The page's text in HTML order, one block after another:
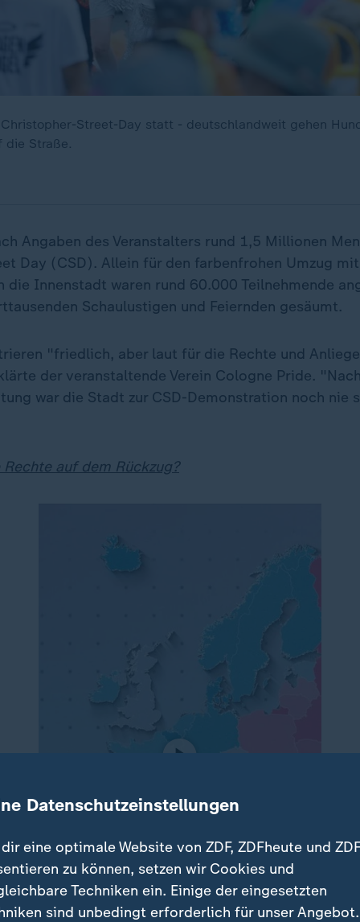
Street-Day statt - deutschlandweit gehen
die Straße.
Angaben des Veranstalters rund 1,5 Millionen
Day (CSD). Allein für den farbenfrohen Umzug
die Innenstadt waren rund 60.000 Teilnehmende
Schaulustigen und Feiernden gesäumt.
"friedlich, aber laut für die Rechte und
der veranstaltende Verein Cologne Pride.
war die Stadt zur CSD-Demonstration noch nie
Rechte auf dem Rückzug?
Datenschutzeinstellungen
eine optimale Website von ZDF, ZDFheute und
zu können, setzen wir Cookies und
Techniken ein. Einige der eingesetzten
sind unbedingt erforderlich für unser